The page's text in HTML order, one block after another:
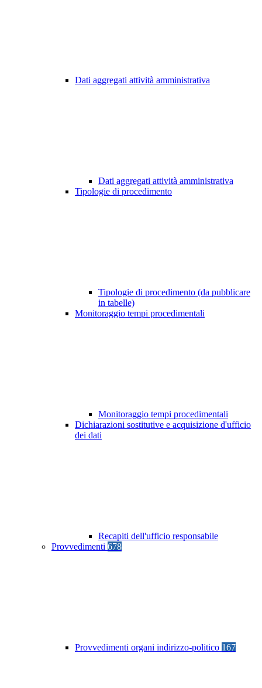
Dati aggregati attività amministrativa
Dati aggregati attività amministrativa
Tipologie di procedimento
Tipologie di procedimento (da pubblicare
in tabelle)
Monitoraggio tempi procedimentali
Monitoraggio tempi procedimentali
Dichiarazioni sostitutive e acquisizione d'ufficio
dei dati
Recapiti dell'ufficio responsabile
Provvedimenti 678
Provvedimenti organi indirizzo-politico 167